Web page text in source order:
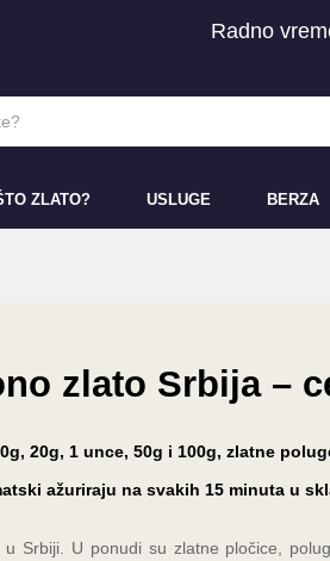
Radno
ZLATO? USLUGE BERZA
zlato Srbija –
20g, 1 unce, 50g i 100g, zlatne
ažuriraju na svakih 15 minuta u
Srbiji. U ponudi su zlatne pločice,